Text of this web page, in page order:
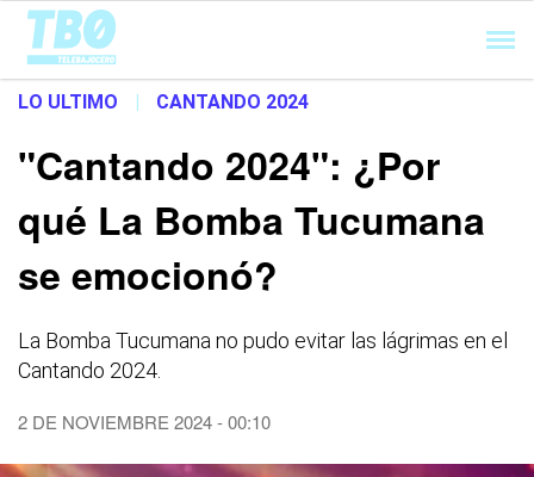
Cargando...
LO ULTIMO | CANTANDO 2024
"Cantando 2024": ¿Por
qué La Bomba Tucumana
se emocionó?
La Bomba Tucumana no pudo evitar las lágrimas en el
Cantando 2024.
2 DE NOVIEMBRE 2024 - 00:10